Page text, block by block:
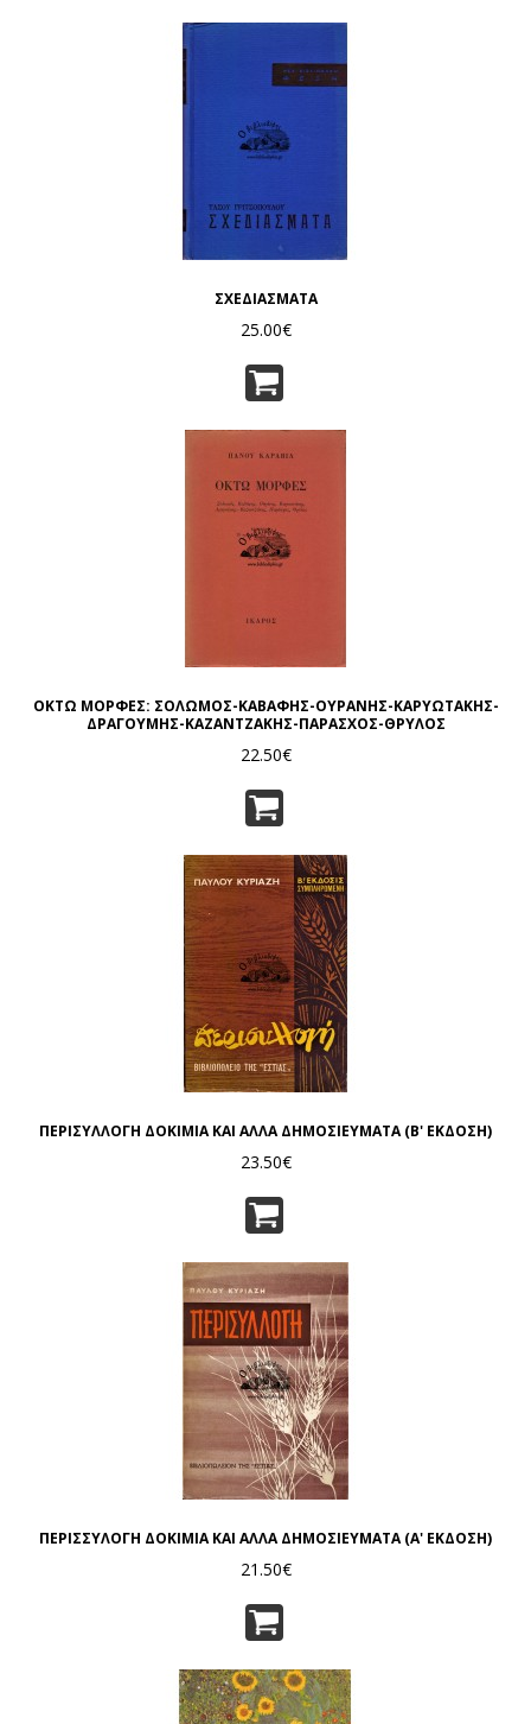
ΣΧΕΔΙΑΣΜΑΤΑ
25.00€
ΟΚΤΩ ΜΟΡΦΕΣ: ΣΟΛΩΜΟΣ-ΚΑΒΑΦΗΣ-ΟΥΡΑΝΗΣ-ΚΑΡΥΩΤΑΚΗΣ-
ΔΡΑΓΟΥΜΗΣ-ΚΑΖΑΝΤΖΑΚΗΣ-ΠΑΡΑΣΧΟΣ-ΘΡΥΛΟΣ
22.50€
ΠΕΡΙΣΥΛΛΟΓΗ ΔΟΚΙΜΙΑ ΚΑΙ ΑΛΛΑ ΔΗΜΟΣΙΕΥΜΑΤΑ (Β' ΕΚΔΟΣH)
23.50€
ΠΕΡΙΣΣΥΛΟΓΗ ΔΟΚΙΜΙΑ ΚΑΙ ΑΛΛΑ ΔΗΜΟΣΙΕΥΜΑΤΑ (Α' ΕΚΔΟΣΗ)
21.50€